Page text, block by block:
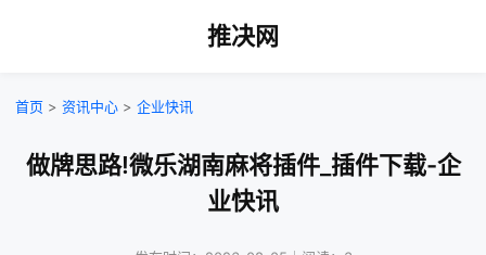
推决网
首页 > 资讯中心 > 企业快讯
做牌思路!微乐湖南麻将插件_插件下载-企
业快讯